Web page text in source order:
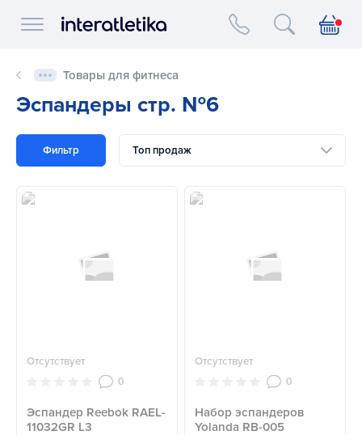
Interatletika logo
Товары для фитнеса
Эспандеры стр. №6
Фильтр Топ продаж
Отсутствует
0
Эспандер Reebok RAEL-
11032GR L3
Отсутствует
0
Набор эспандеров
Yolanda RB-005